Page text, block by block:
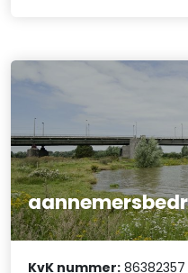
KvK nummer: 86382357